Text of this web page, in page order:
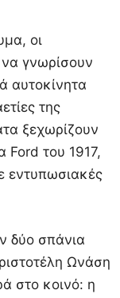
οι
να γνωρίσουν
αυτοκίνητα
της
ξεχωρίζουν
Ford του 1917,
εντυπωσιακές
δύο σπάνια
Ωνάση
στο κοινό: η